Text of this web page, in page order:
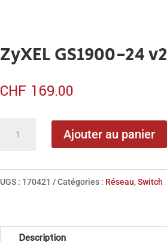
ZyXEL GS1900-24 v2
CHF 169.00
GS1900-
Ajouter au panier
UGS : 170421 Catégories : Réseau,Switch
Description